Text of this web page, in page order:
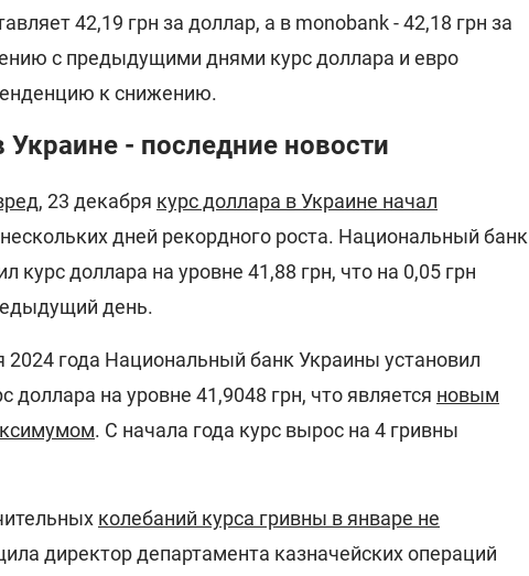
42,19 грн за доллар, а в monobank - 42,18 грн за
с предыдущими днями курс доллара и евро
к снижению.
Украине - последние новости
, 23 декабря курс доллара в Украине начал
дней рекордного роста. Национальный банк
курс доллара на уровне 41,88 грн, что на 0,05 грн
день.
2024 года Национальный банк Украины установил
доллара на уровне 41,9048 грн, что является новым
. С начала года курс вырос на 4 гривны
колебаний курса гривны в январе не
директор департамента казначейских операций